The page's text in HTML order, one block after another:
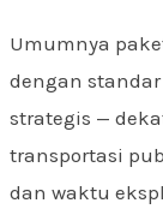
Umumnya
dengan
strategis —
transportasi
dan waktu